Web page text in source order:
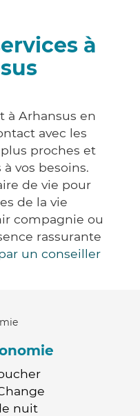
à
à Arhansus en
avec les
proches et
vos besoins.
de vie pour
de la vie
compagnie ou
rassurante
un conseiller
nuit